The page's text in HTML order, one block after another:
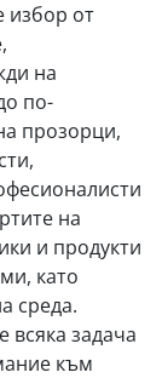
избор от
на
по-
прозорци,
на
и продукти
като
среда.
всяка задача
към